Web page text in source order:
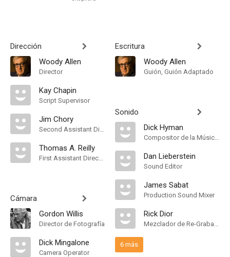
Dirección
Woody Allen
Director
Kay Chapin
Script Supervisor
Jim Chory
Second Assistant Director
Thomas A. Reilly
First Assistant Director
Cámara
Gordon Willis
Director de Fotografía
Dick Mingalone
Camera Operator
Escritura
Woody Allen
Guión, Guión Adaptado
Sonido
Dick Hyman
Compositor de la Música Original
Dan Lieberstein
Sound Editor
James Sabat
Production Sound Mixer
Rick Dior
Mezclador de Re-Grabación de Sonido
6 más